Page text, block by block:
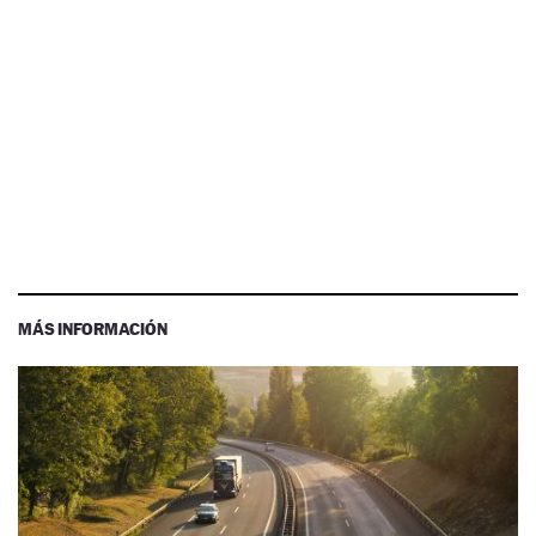
MÁS INFORMACIÓN